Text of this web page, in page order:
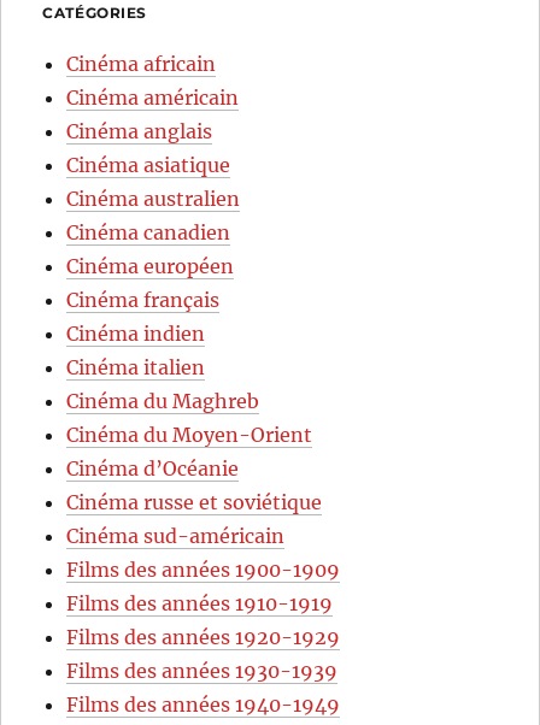
CATÉGORIES
Cinéma africain
Cinéma américain
Cinéma anglais
Cinéma asiatique
Cinéma australien
Cinéma canadien
Cinéma européen
Cinéma français
Cinéma indien
Cinéma italien
Cinéma du Maghreb
Cinéma du Moyen-Orient
Cinéma d’Océanie
Cinéma russe et soviétique
Cinéma sud-américain
Films des années 1900-1909
Films des années 1910-1919
Films des années 1920-1929
Films des années 1930-1939
Films des années 1940-1949